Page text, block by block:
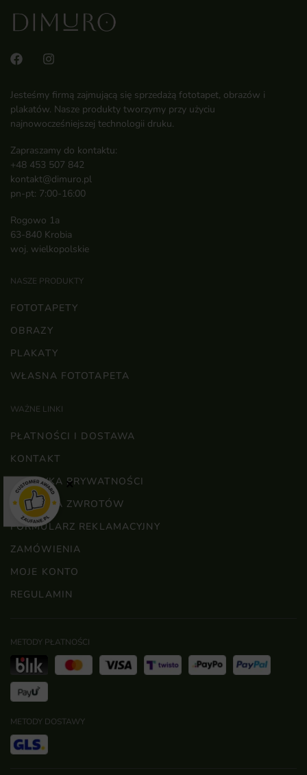
Jesteśmy firmą zajmującą się sprzedażą fototapet, obrazów i
plakatów. Nasze produkty tworzymy przy użyciu
najnowocześniejszej technologii druku.
Zapraszamy do kontaktu:
+48 453 507 842
kontakt@dimuro.pl
pn-pt: 7:00-16:00
Rogowo 1a
63-840 Krobia
woj. wielkopolskie
NASZE PRODUKTY
FOTOTAPETY
OBRAZY
PLAKATY
WŁASNA FOTOTAPETA
WAŻNE LINKI
PŁATNOŚCI I DOSTAWA
KONTAKT
POLITYKA PRYWATNOŚCI
POLITYKA ZWROTÓW
FORMULARZ REKLAMACYJNY
ZAMÓWIENIA
MOJE KONTO
REGULAMIN
METODY PŁATNOŚCI
METODY DOSTAWY
×